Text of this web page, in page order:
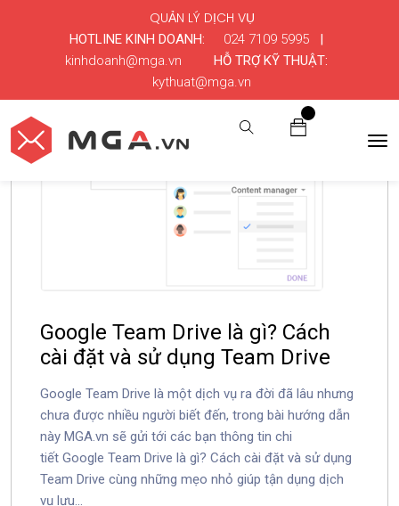
HOTLINE KINH DOANH: 024 7109 5995|
kinhdoanh@mga.vn
HỖ TRỢ KỸ THUẬT:
kythuat@mga.vn
QUẢN LÝ DỊCH VỤ
Google Team Drive là gì? Cách
cài đặt và sử dụng Team Drive
Google Team Drive là một dịch vụ ra đời đã lâu nhưng
chưa được nhiều người biết đến, trong bài hướng dẫn
này MGA.vn sẽ gửi tới các bạn thông tin chi
tiết Google Team Drive là gì? Cách cài đặt và sử dụng
Team Drive cùng những mẹo nhỏ giúp tận dụng dịch
vụ lưu...